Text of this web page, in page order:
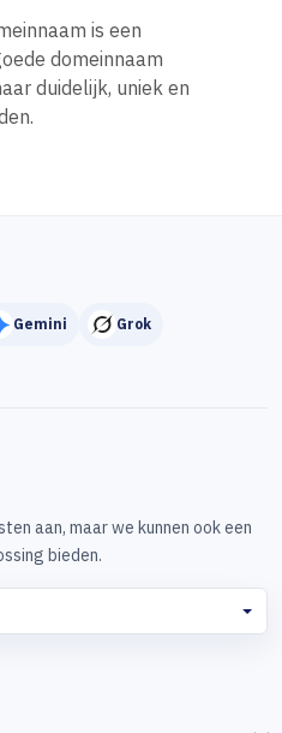
is een
domeinnaam
duidelijk, uniek en
Gemini Grok
aan, maar we kunnen ook een
bieden.